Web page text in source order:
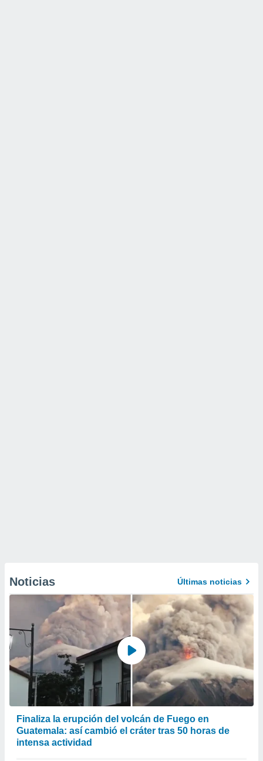
Noticias Últimas noticias
Finaliza la erupción del volcán de Fuego en
Guatemala: así cambió el cráter tras 50 horas de
intensa actividad